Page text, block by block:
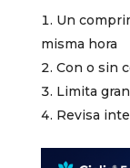
Un
misma hora
Con o sin
Limita
Revisa